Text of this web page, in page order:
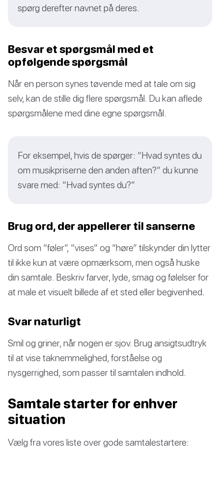
spørg derefter navnet på deres.
Besvar et spørgsmål med et
opfølgende spørgsmål
Når en person synes tøvende med at tale om sig
selv, kan de stille dig flere spørgsmål. Du kan aflede
spørgsmålene med dine egne spørgsmål.
For eksempel, hvis de spørger: “Hvad syntes du
om musikpriserne den anden aften?” du kunne
svare med: “Hvad syntes du?”
Brug ord, der appellerer til sanserne
Ord som “føler”, “vises” og “høre” tilskynder din lytter
til ikke kun at være opmærksom, men også huske
din samtale. Beskriv farver, lyde, smag og følelser for
at male et visuelt billede af et sted eller begivenhed.
Svar naturligt
Smil og griner, når nogen er sjov. Brug ansigtsudtryk
til at vise taknemmelighed, forståelse og
nysgerrighed, som passer til samtalen indhold.
Samtale starter for enhver
situation
Vælg fra vores liste over gode samtalestartere: